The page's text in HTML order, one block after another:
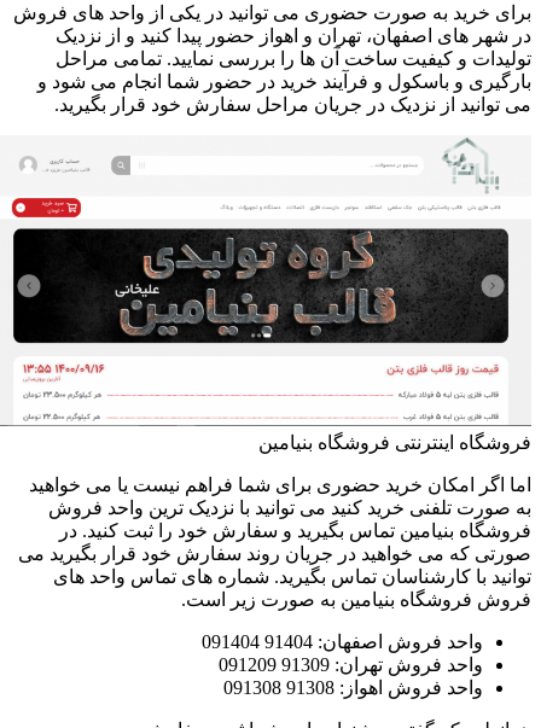
برای خرید به صورت حضوری می توانید در یکی از واحد های فروش
در شهر های اصفهان، تهران و اهواز حضور پیدا کنید و از نزدیک
تولیدات و کیفیت ساخت آن ها را بررسی نمایید. تمامی مراحل
بارگیری و باسکول و فرآیند خرید در حضور شما انجام می شود و
می توانید از نزدیک در جریان مراحل سفارش خود قرار بگیرید.
فروشگاه اینترنتی فروشگاه بنیامین
اما اگر امکان خرید حضوری برای شما فراهم نیست یا می خواهید
به صورت تلفنی خرید کنید می توانید با نزدیک ترین واحد فروش
فروشگاه بنیامین تماس بگیرید و سفارش خود را ثبت کنید. در
صورتی که می خواهید در جریان روند سفارش خود قرار بگیرید می
توانید با کارشناسان تماس بگیرید. شماره های تماس واحد های
فروش فروشگاه بنیامین به صورت زیر است.
واحد فروش اصفهان: 91404 091404
واحد فروش تهران: 91309 091209
واحد فروش اهواز: 91308 091308